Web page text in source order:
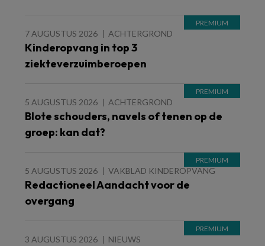
7 AUGUSTUS 2026 ACHTERGROND
Kinderopvang in top 3
ziekteverzuimberoepen
5 AUGUSTUS 2026 ACHTERGROND
Blote schouders, navels of tenen op de
groep: kan dat?
5 AUGUSTUS 2026 VAKBLAD KINDEROPVANG
Redactioneel Aandacht voor de
overgang
3 AUGUSTUS 2026 NIEUWS